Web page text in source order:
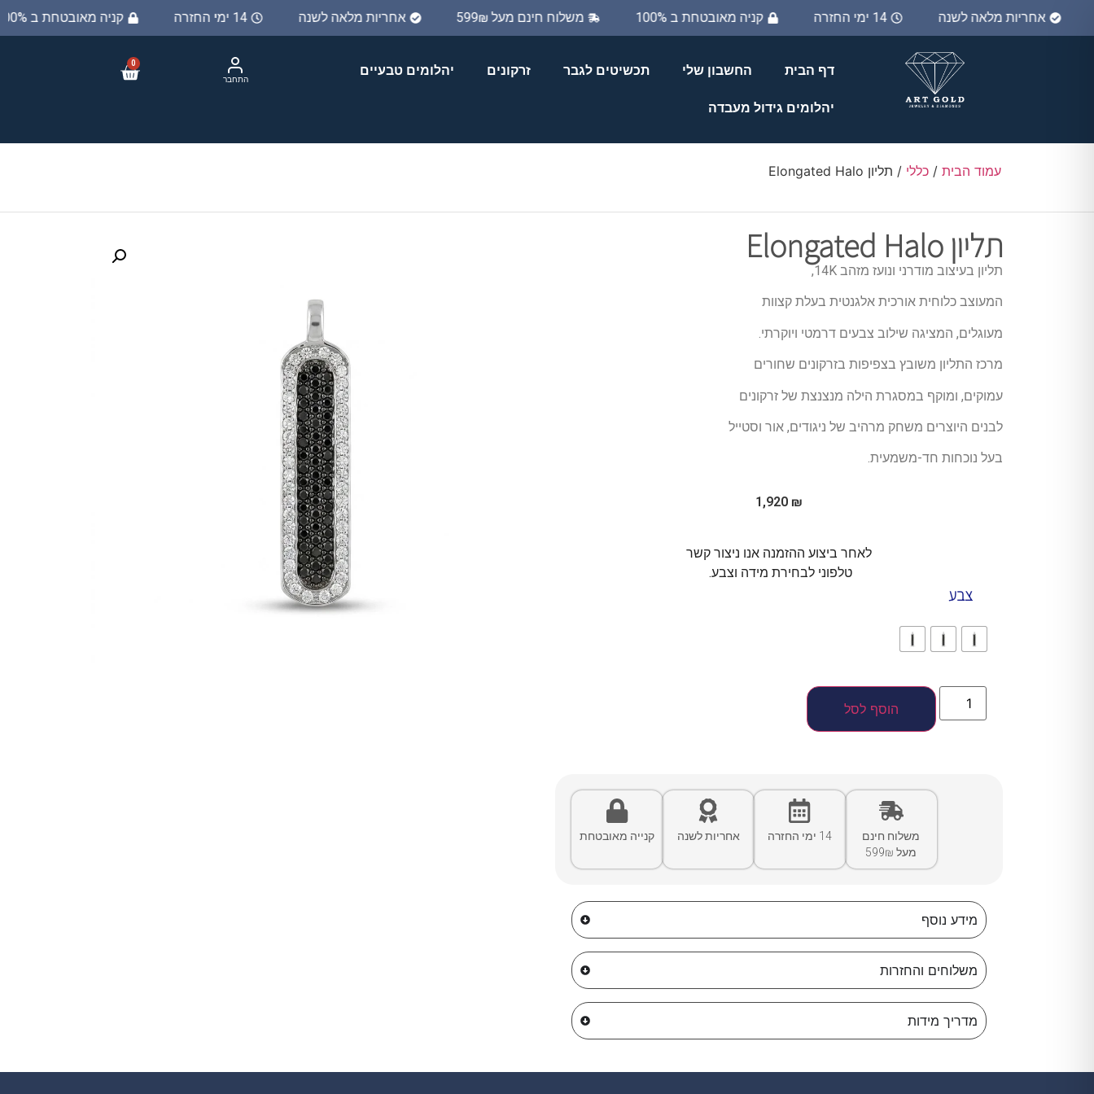
קניה מאובטחת ב 100% 14 ימי החזרה אחריות מלאה לשנה משלוח חינם מעל 599₪ קניה מאובטחת ב 100% 14 ימי החזרה אחריות מלאה לשנה
0
התחבר
דף הבית החשבון שלי תכשיטים לגבר זרקונים יהלומים טבעיים
יהלומים גידול מעבדה
עמוד הבית / כללי / תליון Elongated Halo
תליון Elongated Halo
תליון בעיצוב מודרני ונועז מזהב 14K,
המעוצב כלוחית אורכית אלגנטית בעלת קצוות
מעוגלים, המציגה שילוב צבעים דרמטי ויוקרתי.
מרכז התליון משובץ בצפיפות בזרקונים שחורים
עמוקים, ומוקף במסגרת הילה מנצנצת של זרקונים
לבנים היוצרים משחק מרהיב של ניגודים, אור וסטייל
בעל נוכחות חד-משמעית.
1,920 ₪
לאחר ביצוע ההזמנה אנו ניצור קשר
טלפוני לבחירת מידה וצבע.
צבע
הוסף לסל
קנייה מאובטחת אחריות לשנה 14 ימי החזרה
משלוח חינם
מעל 599₪
מידע נוסף
משלוחים והחזרות
מדריך מידות